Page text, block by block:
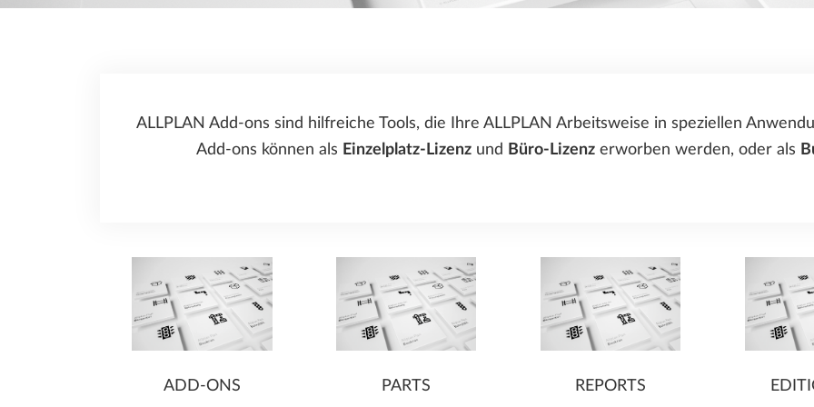
ALLPLAN Connect
Fertigteilbau
Add-Ons Übersicht
ALLPLAN Connect
ALLPLAN Connect
ALLPLAN Add-ons sind hilfreiche Tools, die Ihre ALLPLAN Arbeitsweise in speziellen
Add-ons können als Einzelplatz-Lizenzund Büro-Lizenzerworben werden, oder als
ADD-ONS PARTS REPORTS